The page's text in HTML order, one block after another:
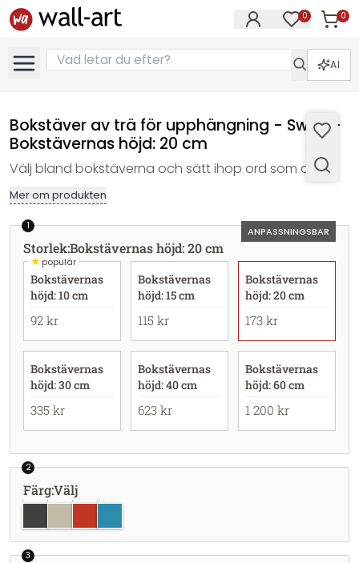
0 0
AI
Bokstäver av trä för upphängning - Swiss -
Bokstävernas höjd: 20 cm
Välj bland bokstäverna och sätt ihop ord som du vill!
Mer om produkten
ANPASSNINGSBAR
1
Storlek:Bokstävernas höjd: 20 cm
★populär
Bokstävernas
höjd: 10 cm
92 kr
Bokstävernas
höjd: 15 cm
115 kr
Bokstävernas
höjd: 20 cm
173 kr
Bokstävernas
höjd: 30 cm
335 kr
Bokstävernas
höjd: 40 cm
623 kr
Bokstävernas
höjd: 60 cm
1 200 kr
2
Färg:Välj
3